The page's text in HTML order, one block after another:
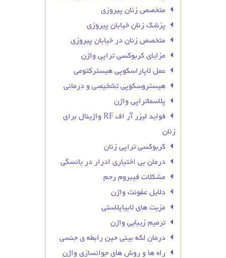
متخصص زنان پیروزی
پزشک زنان خیابان پیروزی
متخصص زنان در خیابان پیروزی
مزایای کربوکسی تراپی واژن
عمل لاپاراسکوپی هیسترکتومی
هیستروسکوپی تشخیصی و درمانی
پلاسماتراپی واژن
فواید لیزر آر اف RF واژینال برای
زنان
کربوکسی تراپی زنان
درمان بی‌ اختیاری ادرار در یائسگی
مشکلات فیبروم رحم
دلایل عفونت واژن
مزیت های لابیاپلاستی
ترمیم زیبایی واژن
درمان لکه بینی حین رابطه ی جنسی
راه ها و روش های جوانسازی واژن